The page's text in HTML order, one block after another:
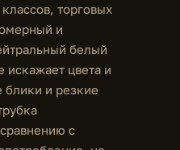
торговых
и
белый
искажает цвета и
блики и резкие
с